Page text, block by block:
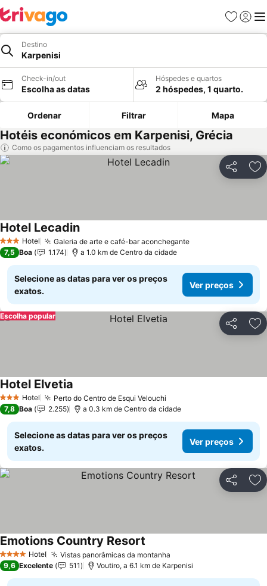
Favoritos
Iniciar
Destino
Karpenisi
Check-in/out
Escolha as datas
Hóspedes e quartos
2 hóspedes, 1 quarto.
Ordenar Filtrar Mapa
Hotéis económicos em Karpenisi, Grécia
Como os pagamentos influenciam os resultados
Partilhar
3 EstrelasHotel Galeria de arte e café-bar aconchegante
Hotel Lecadin
7,5 Boa 1.174 a 1.0 km de Centro da cidade
Selecione as datas para ver os preços
exatos.
Ver preços
Partilhar
Escolha popular
3 EstrelasHotel Perto do Centro de Esqui Velouchi
Hotel Elvetia
7,8 Boa 2.255 a 0.3 km de Centro da cidade
Selecione as datas para ver os preços
exatos.
Ver preços
Partilhar
4 EstrelasHotel Vistas panorâmicas da montanha
Emotions Country Resort
9,6 Excelente 511 Voutiro, a 6.1 km de Karpenisi